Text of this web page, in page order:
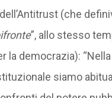
(che
”, allo stesso
la democrazia):
siamo